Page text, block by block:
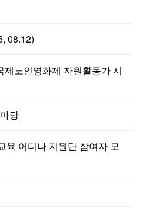
08.12)
노인영화제 자원활동가 시
당
육 어디나 지원단 참여자 모